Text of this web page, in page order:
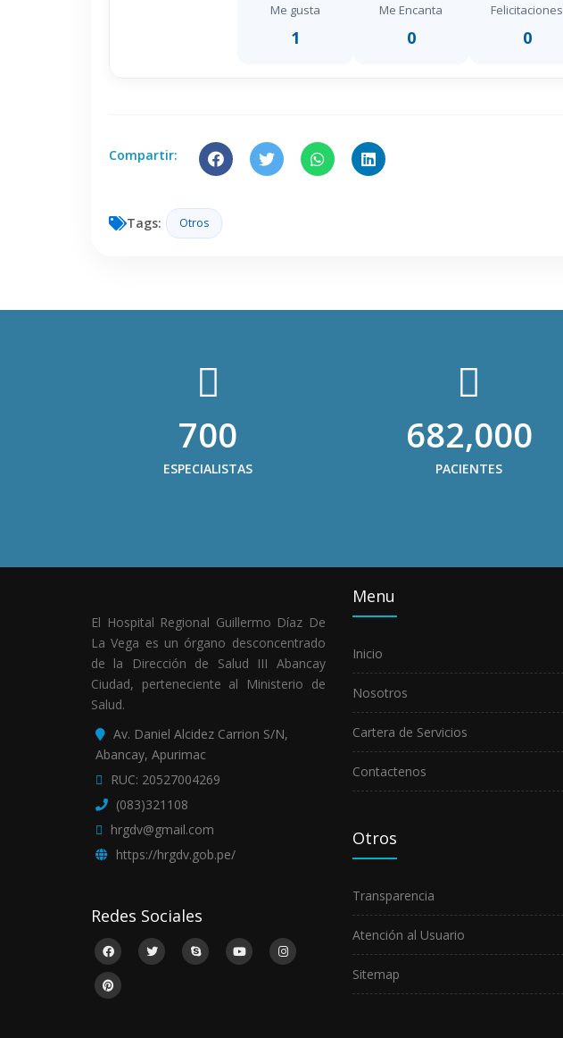
Me gusta
1
Me Encanta
0
Felicitaciones
0
Compartir:
Tags: Otros
700
ESPECIALISTAS
682,000
PACIENTES
El Hospital Regional Guillermo Díaz De
La Vega es un órgano desconcentrado
de la Dirección de Salud III Abancay
Ciudad, perteneciente al Ministerio de
Salud.
Av. Daniel Alcidez Carrion S/N,
Abancay, Apurimac
RUC: 20527004269
(083)321108
hrgdv@gmail.com
https://hrgdv.gob.pe/
Redes Sociales
Menu
Inicio
Nosotros
Cartera de Servicios
Contactenos
Otros
Transparencia
Atención al Usuario
Sitemap